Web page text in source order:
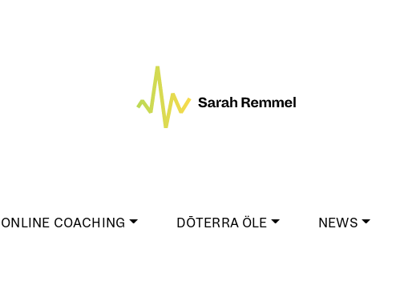
ONLINE COACHING DŌTERRA ÖLE NEWS